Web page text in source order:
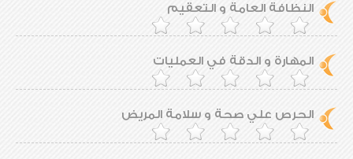
النظافة العامة و التعقيم
المهارة و الدقة في العمليات
الحرص علي صحة و سلامة المريض